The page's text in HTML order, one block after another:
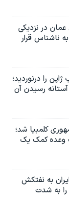
در نزدیکی
ناشناس قرار
را درنوردید؛
رسیدن آن
کلمبیا شد؛
وعده کمک یک
به نفتکش
را به‌ شدت